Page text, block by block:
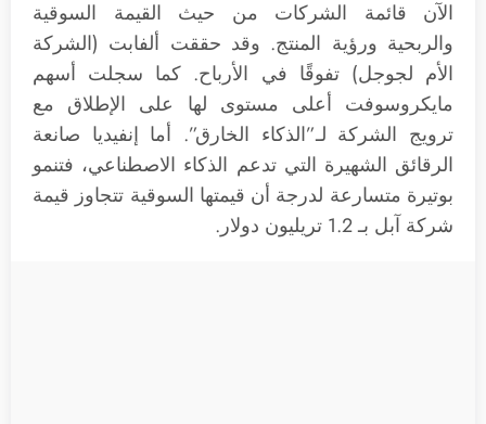
الآن قائمة الشركات من حيث القيمة السوقية
والربحية ورؤية المنتج. وقد حققت ألفابت (الشركة
الأم لجوجل) تفوقًا في الأرباح. كما سجلت أسهم
مايكروسوفت أعلى مستوى لها على الإطلاق مع
ترويج الشركة لـ”الذكاء الخارق”. أما إنفيديا صانعة
الرقائق الشهيرة التي تدعم الذكاء الاصطناعي، فتنمو
بوتيرة متسارعة لدرجة أن قيمتها السوقية تتجاوز قيمة
شركة آبل بـ 1.2 تريليون دولار.